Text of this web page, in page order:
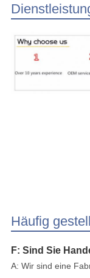
Häufig
F: Sind Sie
A: Wir sind eine